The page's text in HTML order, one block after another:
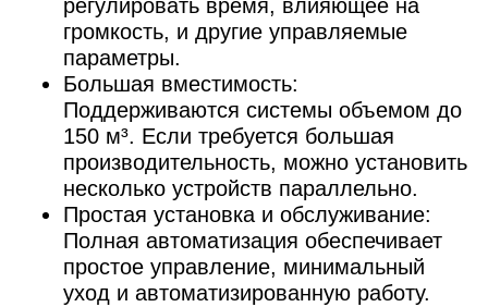
регулировать время, влияющее на
громкость, и другие управляемые
параметры.
Большая вместимость:
Поддерживаются системы объемом до
150 м³. Если требуется большая
производительность, можно установить
несколько устройств параллельно.
Простая установка и обслуживание:
Полная автоматизация обеспечивает
простое управление, минимальный
уход и автоматизированную работу.